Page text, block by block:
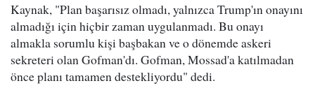
Kaynak, "Plan başarısız olmadı, yalnızca Trump'ın onayını
almadığı için hiçbir zaman uygulanmadı. Bu onayı
almakla sorumlu kişi başbakan ve o dönemde askeri
sekreteri olan Gofman'dı. Gofman, Mossad'a katılmadan
önce planı tamamen destekliyordu" dedi.